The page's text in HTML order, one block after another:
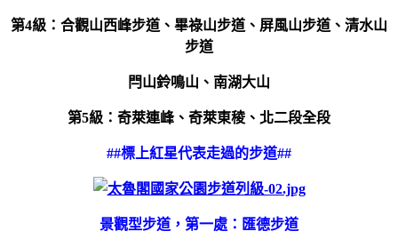
第4級：合觀山西峰步道、畢祿山步道、屏風山步道、清水山
步道
閂山鈴鳴山、南湖大山
第5級：奇萊連峰、奇萊東稜、北二段全段
##標上紅星代表走過的步道##
景觀型步道，第一處：匯德步道